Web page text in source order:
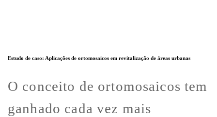
Estudo de caso: Aplicações de ortomosaicos em revitalização de áreas urbanas
O conceito de ortomosaicos tem
ganhado cada vez mais